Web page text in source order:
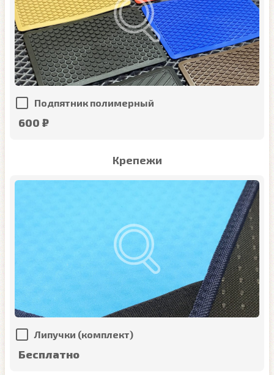
Подпятник полимерный
600 ₽
Крепежи
Липучки (комплект)
Бесплатно